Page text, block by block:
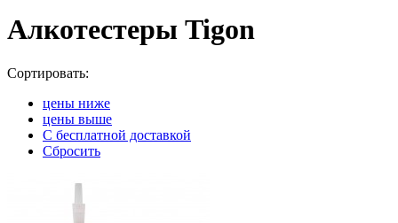
Алкотестеры Tigon
Сортировать:
цены ниже
цены выше
С бесплатной доставкой
Сбросить